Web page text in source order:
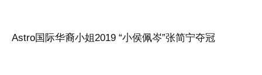
Astro国际华裔小姐2019 “小侯佩岑”张简宁夺冠